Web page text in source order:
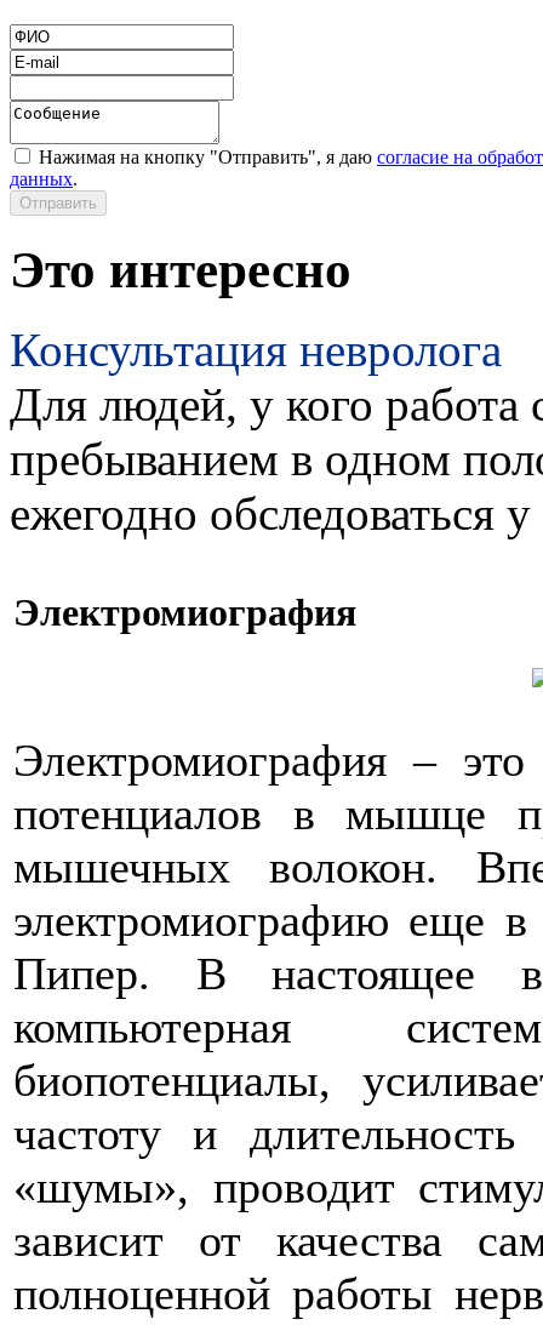
Нажимая на кнопку "Отправить", я даю согласие на
данных.
Это интересно
Консультация невролога
Для людей, у кого работа
пребыванием в одном
ежегодно обследоваться
Электромиография
Электромиография – это
потенциалов в мышце
мышечных волокон.
электромиографию еще
Пипер. В настоящее
компьютерная
биопотенциалы,
частоту и
«шумы», проводит
зависит от качества
полноценной работы